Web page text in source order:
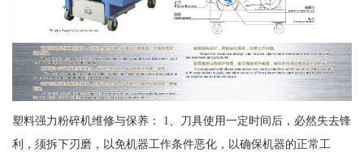
塑料强力粉碎机维修与保养： 1、刀具使用一定时间后，必然失去锋
利，须拆下刃磨，以免机器工作条件恶化，以确保机器的正常工